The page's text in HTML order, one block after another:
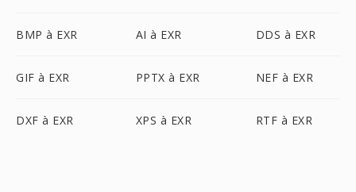
BMP à EXR AI à EXR DDS à EXR
GIF à EXR PPTX à EXR NEF à EXR
DXF à EXR XPS à EXR RTF à EXR